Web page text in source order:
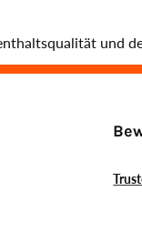
und